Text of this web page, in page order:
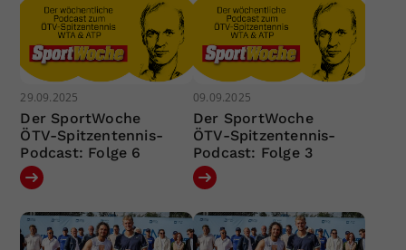
29.09.2025
Der SportWoche
ÖTV-Spitzentennis-
Podcast: Folge 6
09.09.2025
Der SportWoche
ÖTV-Spitzentennis-
Podcast: Folge 3